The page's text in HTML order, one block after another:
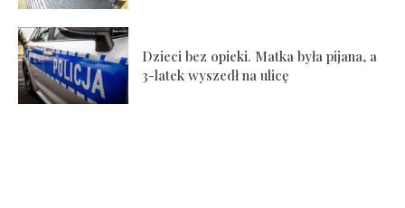
Dzieci bez opieki. Matka była pijana, a
3-latek wyszedł na ulicę